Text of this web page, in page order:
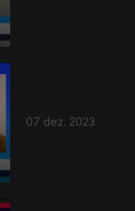
07 dez. 2023